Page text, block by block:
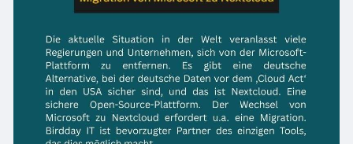
https://microsoft-zu-nextcloud.de/